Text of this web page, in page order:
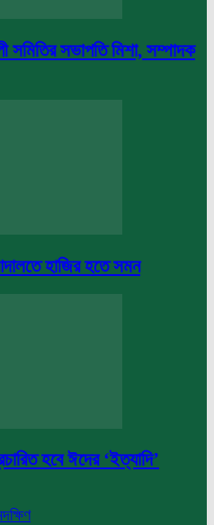
সমিতির সভাপতি মিশা, সম্পাদক
হাজির হতে সমন
হবে ঈদের ‘ইত্যাদি’
দক্ষিণ